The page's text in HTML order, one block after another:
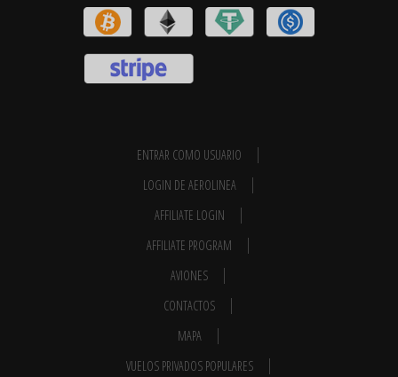
ENTRAR COMO USUARIO
LOGIN DE AEROLINEA
AFFILIATE LOGIN
AFFILIATE PROGRAM
AVIONES
CONTACTOS
MAPA
VUELOS PRIVADOS POPULARES